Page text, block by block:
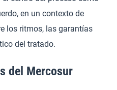
en un contexto de
los ritmos, las garantías
del tratado.
del Mercosur